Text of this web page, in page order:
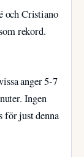
och Cristiano
rekord.
anger 5-7
Ingen
just denna